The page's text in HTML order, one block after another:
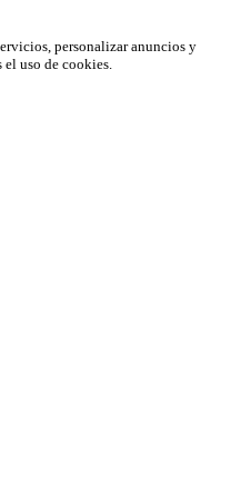
personalizar anuncios y
el uso de cookies.